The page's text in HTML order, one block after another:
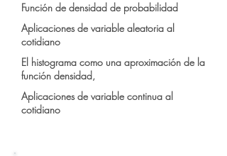
Función de densidad de probabilidad
Aplicaciones de variable aleatoria al
cotidiano
El histograma como una aproximación de la
función densidad,
Aplicaciones de variable continua al
cotidiano